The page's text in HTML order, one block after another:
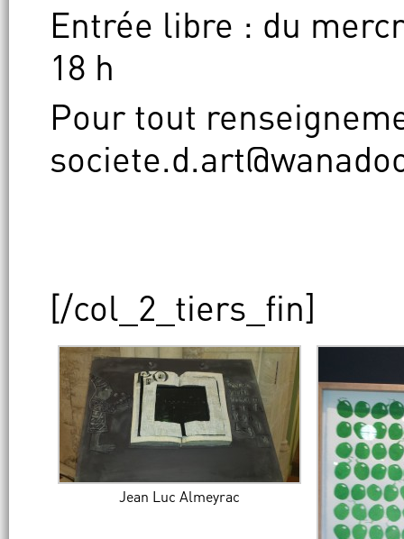
Entrée libre : du
18 h
Pour tout
[/col_2_tiers_fin]
Jean Luc Almeyrac